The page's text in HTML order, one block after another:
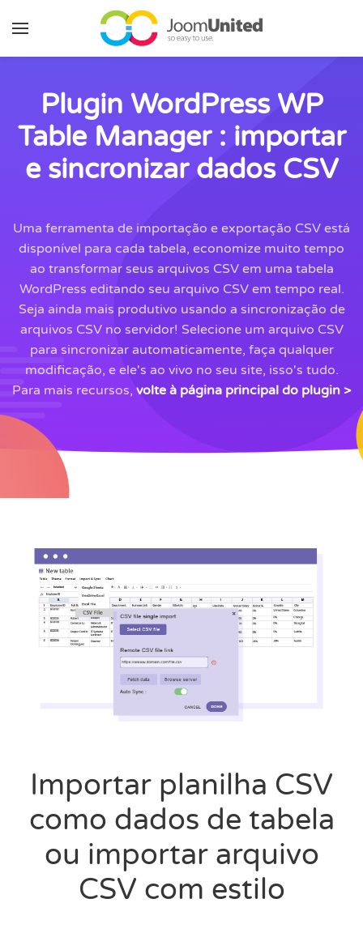
Pular para o conteúdo principal
Plugin WordPress WP
Table Manager : importar
e sincronizar dados CSV
Uma ferramenta de importação e exportação CSV está
disponível para cada tabela, economize muito tempo
ao transformar seus arquivos CSV em uma tabela
WordPress editando seu arquivo CSV em tempo real.
Seja ainda mais produtivo usando a sincronização de
arquivos CSV no servidor! Selecione um arquivo CSV
para sincronizar automaticamente, faça qualquer
modificação, e ele's ao vivo no seu site, isso's tudo.
Para mais recursos, volte à página principal do plugin >
Importar planilha CSV
como dados de tabela
ou importar arquivo
CSV com estilo